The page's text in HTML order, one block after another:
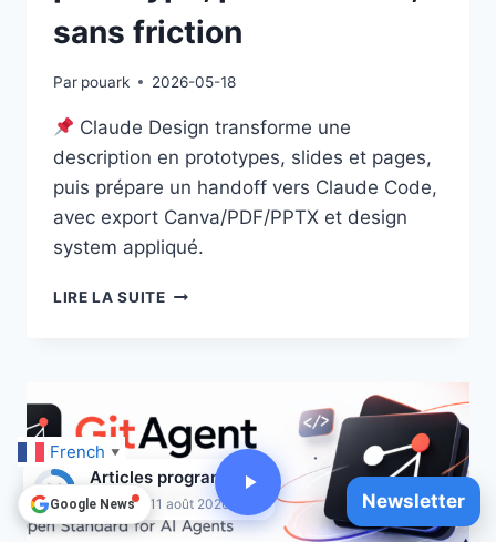
sans friction
Par pouark 2026-05-18
Claude Design transforme une
description en prototypes, slides et pages,
puis prépare un handoff vers Claude Code,
avec export Canva/PDF/PPTX et design
system appliqué.
LIRE LA SUITECLAUDE
À
UN
PROTOTYPE,
PUIS
AU
Newsletter
French ▼
26
Articles programmés
Jusqu'au 11 août 2026
Google News